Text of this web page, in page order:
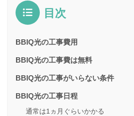
目次
BBIQ光の工事費用
BBIQ光の工事費は無料
BBIQ光の工事がいらない条件
BBIQ光の工事日程
通常は1ヵ月ぐらいかかる